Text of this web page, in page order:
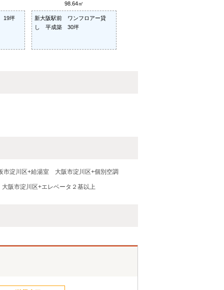
19坪
98.64㎡
新大阪駅前 ワンフロアー貸
し 平成築 30坪
市淀川区+給湯室 大阪市淀川区+個別空調
大阪市淀川区+エレベータ２基以上